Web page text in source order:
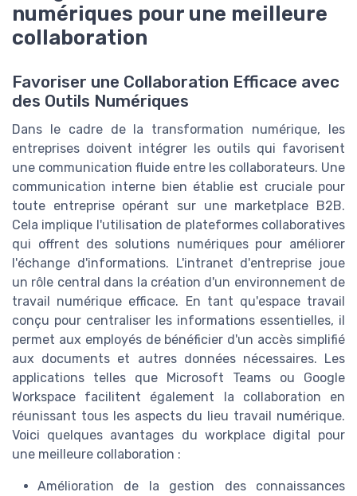
numériques pour une meilleure
collaboration
Favoriser une Collaboration Efficace avec
des Outils Numériques
Dans le cadre de la transformation numérique, les
entreprises doivent intégrer les outils qui favorisent
une communication fluide entre les collaborateurs. Une
communication interne bien établie est cruciale pour
toute entreprise opérant sur une marketplace B2B.
Cela implique l'utilisation de plateformes collaboratives
qui offrent des solutions numériques pour améliorer
l'échange d'informations. L'intranet d'entreprise joue
un rôle central dans la création d'un environnement de
travail numérique efficace. En tant qu'espace travail
conçu pour centraliser les informations essentielles, il
permet aux employés de bénéficier d'un accès simplifié
aux documents et autres données nécessaires. Les
applications telles que Microsoft Teams ou Google
Workspace facilitent également la collaboration en
réunissant tous les aspects du lieu travail numérique.
Voici quelques avantages du workplace digital pour
une meilleure collaboration :
Amélioration de la gestion des connaissances